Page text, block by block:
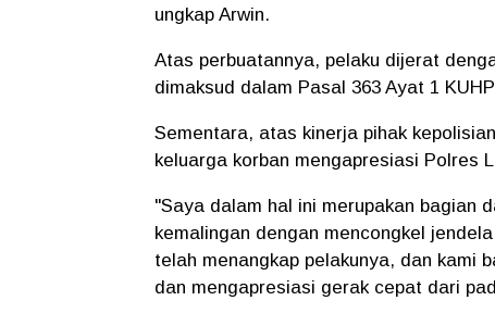
ungkap Arwin.
Atas perbuatannya, pelaku dijerat
dimaksud dalam Pasal 363 Ayat 1
Sementara, atas kinerja pihak
keluarga korban mengapresiasi Polres
"Saya dalam hal ini merupakan bagian
kemalingan dengan mencongkel
telah menangkap pelakunya, dan kami
dan mengapresiasi gerak cepat dari